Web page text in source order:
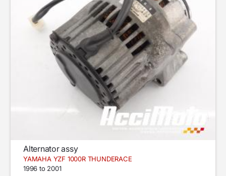
Alternator assy
YAMAHA YZF 1000R THUNDERACE
1996 to 2001